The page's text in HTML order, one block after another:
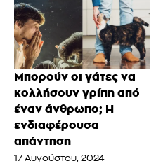
Μπορούν οι γάτες να
κολλήσουν γρίπη από
έναν άνθρωπο; Η
ενδιαφέρουσα
απάντηση
17 Αυγούστου, 2024